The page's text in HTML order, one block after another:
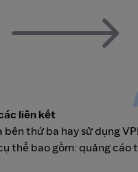
liên kết
thứ ba hay sử dụng
thể bao gồm: quảng